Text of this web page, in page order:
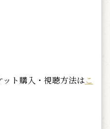
ト購入・視聴方法はこ